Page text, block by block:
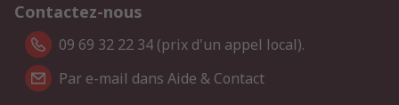
Contactez-nous
09 69 32 22 34 (prix d'un appel local).
Par e-mail dans Aide & Contact